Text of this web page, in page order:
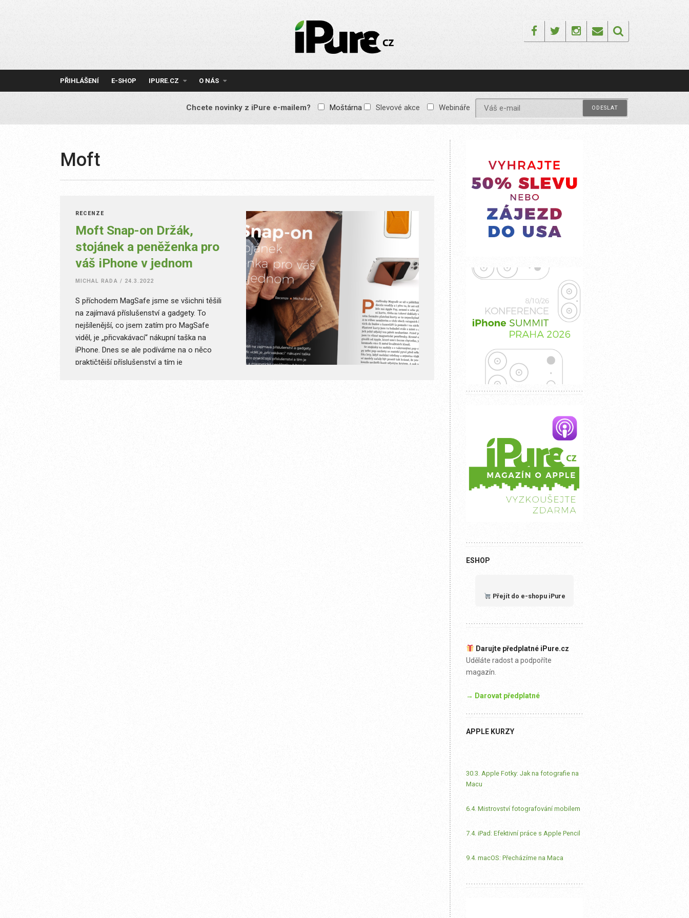
IPURE.CZ
Prémiový Apple e-
reklamy, žádné
obsah pro všechny
FacebookTwitterInstagram
Email
PŘIHLÁŠENÍ E-SHOP IPURE.CZ O NÁS
Chcete novinky z iPure e-mailem? Moštárna Slevové akce Webináře
Moft
RECENZE
Moft Snap-on Držák,
stojánek a peněženka pro
váš iPhone v jednom
MICHAL RADA / 24.3.2022
S příchodem MagSafe jsme se všichni těšili
na zajímavá příslušenství a gadgety. To
nejšílenější, co jsem zatím pro MagSafe
viděl, je „přicvakávací“ nákupní taška na
iPhone. Dnes se ale podíváme na o něco
praktičtější příslušenství a tím je
ESHOP
Přejít do e-shopu iPure
Darujte předplatné iPure.cz
Uděláte radost a podpoříte
magazín.
→ Darovat předplatné
APPLE KURZY
30.3. Apple Fotky: Jak na fotografie na
Macu
6.4. Mistrovství fotografování mobilem
7.4. iPad: Efektivní práce s Apple Pencil
9.4. macOS: Přecházíme na Maca